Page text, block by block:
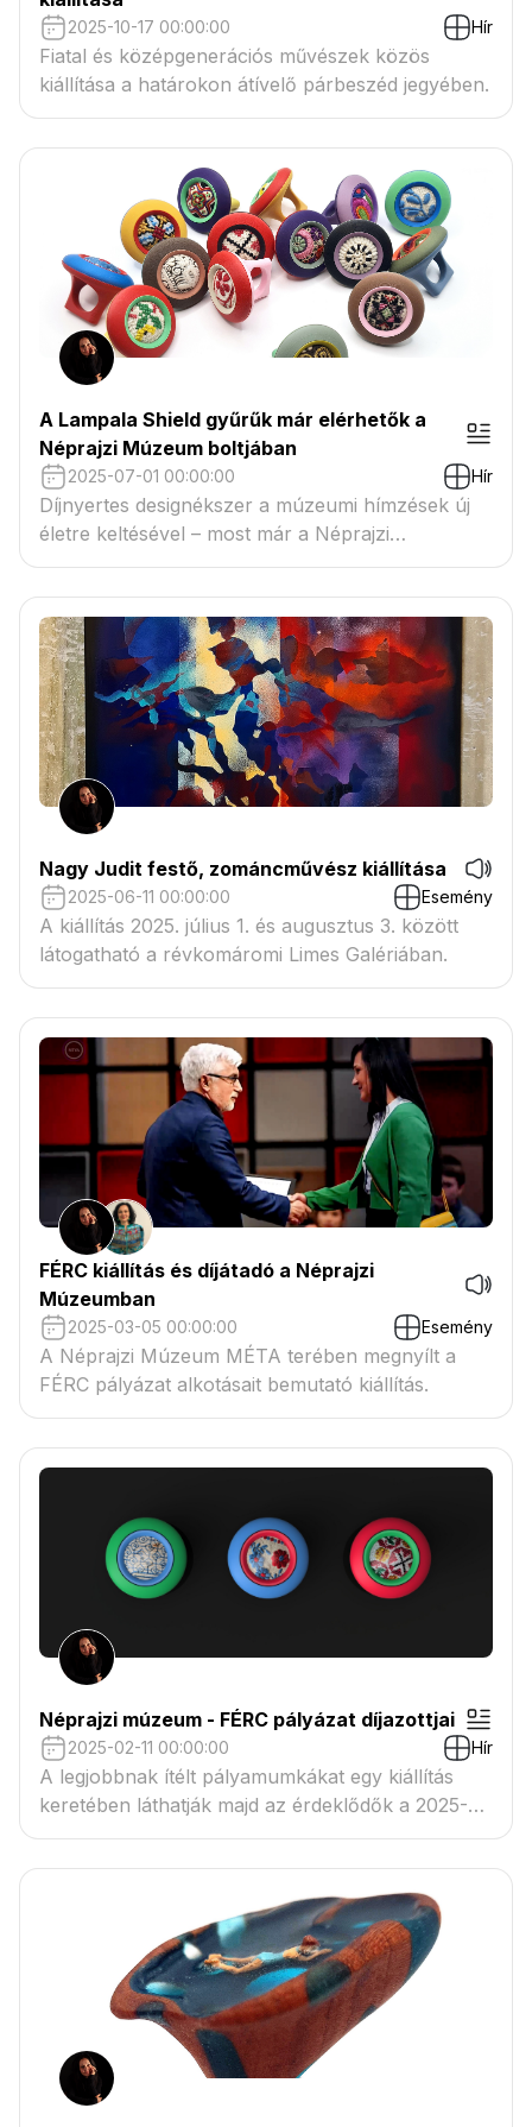
2025-10-17 00:00:00 Hír
Fiatal és középgenerációs művészek közös
kiállítása a határokon átívelő párbeszéd jegyében.
A Lampala Shield gyűrűk már elérhetők a
Néprajzi Múzeum boltjában
2025-07-01 00:00:00 Hír
Díjnyertes designékszer a múzeumi hímzések új
életre keltésével – most már a Néprajzi
Múzeumban is.
Nagy Judit festő, zománcművész kiállítása
2025-06-11 00:00:00 Esemény
A kiállítás 2025. július 1. és augusztus 3. között
látogatható a révkomáromi Limes Galériában.
FÉRC kiállítás és díjátadó a Néprajzi
Múzeumban
2025-03-05 00:00:00 Esemény
A Néprajzi Múzeum MÉTA terében megnyílt a
FÉRC pályázat alkotásait bemutató kiállítás.
Néprajzi múzeum - FÉRC pályázat díjazottjai
2025-02-11 00:00:00 Hír
A legjobbnak ítélt pályamumkákat egy kiállítás
keretében láthatják majd az érdeklődők a 2025-
ben.